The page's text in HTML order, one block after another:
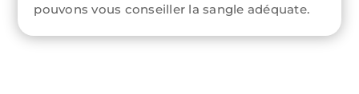
pouvons vous conseiller la sangle adéquate.